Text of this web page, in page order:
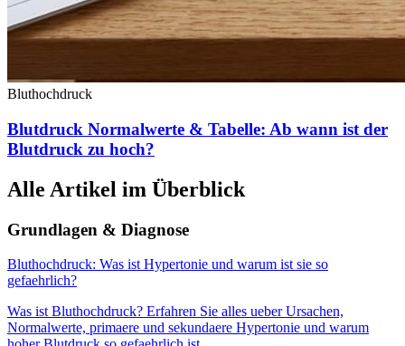
Bluthochdruck
Blutdruck Normalwerte & Tabelle: Ab wann ist der
Blutdruck zu hoch?
Alle Artikel im Überblick
Grundlagen & Diagnose
Bluthochdruck: Was ist Hypertonie und warum ist sie so
gefaehrlich?
Was ist Bluthochdruck? Erfahren Sie alles ueber Ursachen,
Normalwerte, primaere und sekundaere Hypertonie und warum